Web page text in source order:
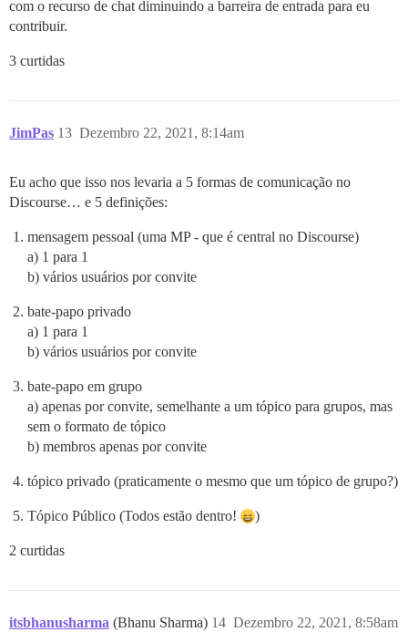
com o recurso de chat diminuindo a barreira de entrada para eu
contribuir.
3 curtidas
JimPas Dezembro 22, 2021, 8:14am
13
Eu acho que isso nos levaria a 5 formas de comunicação no
Discourse… e 5 definições:
mensagem pessoal (uma MP - que é central no Discourse)
a) 1 para 1
b) vários usuários por convite
bate-papo privado
a) 1 para 1
b) vários usuários por convite
bate-papo em grupo
a) apenas por convite, semelhante a um tópico para grupos, mas
sem o formato de tópico
b) membros apenas por convite
tópico privado (praticamente o mesmo que um tópico de grupo?)
Tópico Público (Todos estão dentro! )
2 curtidas
itsbhanusharma (Bhanu Sharma) Dezembro 22, 2021, 8:58am
14